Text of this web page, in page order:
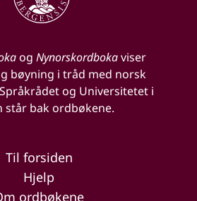
og Nynorskordbokaviser
bøyning i tråd med norsk
og Universitetet i
står bak ordbøkene.
Til forsiden
Hjelp
ordbøkene